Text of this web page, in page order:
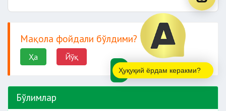
Мақола фойдали бўлдими?
Ҳа Йўқ
Бўлимлар
Ҳуқуқий ёрдам керакми?